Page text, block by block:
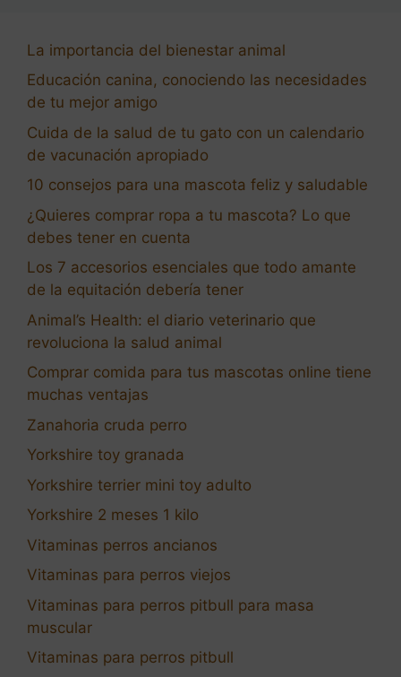
La importancia del bienestar animal
Educación canina, conociendo las necesidades
de tu mejor amigo
Cuida de la salud de tu gato con un calendario
de vacunación apropiado
10 consejos para una mascota feliz y saludable
¿Quieres comprar ropa a tu mascota? Lo que
debes tener en cuenta
Los 7 accesorios esenciales que todo amante
de la equitación debería tener
Animal’s Health: el diario veterinario que
revoluciona la salud animal
Comprar comida para tus mascotas online tiene
muchas ventajas
Zanahoria cruda perro
Yorkshire toy granada
Yorkshire terrier mini toy adulto
Yorkshire 2 meses 1 kilo
Vitaminas perros ancianos
Vitaminas para perros viejos
Vitaminas para perros pitbull para masa
muscular
Vitaminas para perros pitbull